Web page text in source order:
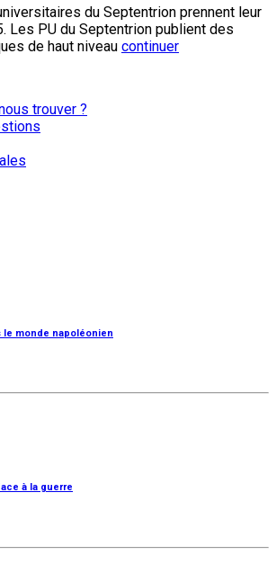
du Septentrion prennent leur
Les PU du Septentrion publient des
de haut niveau continuer
trouver ?
monde napoléonien
à la guerre